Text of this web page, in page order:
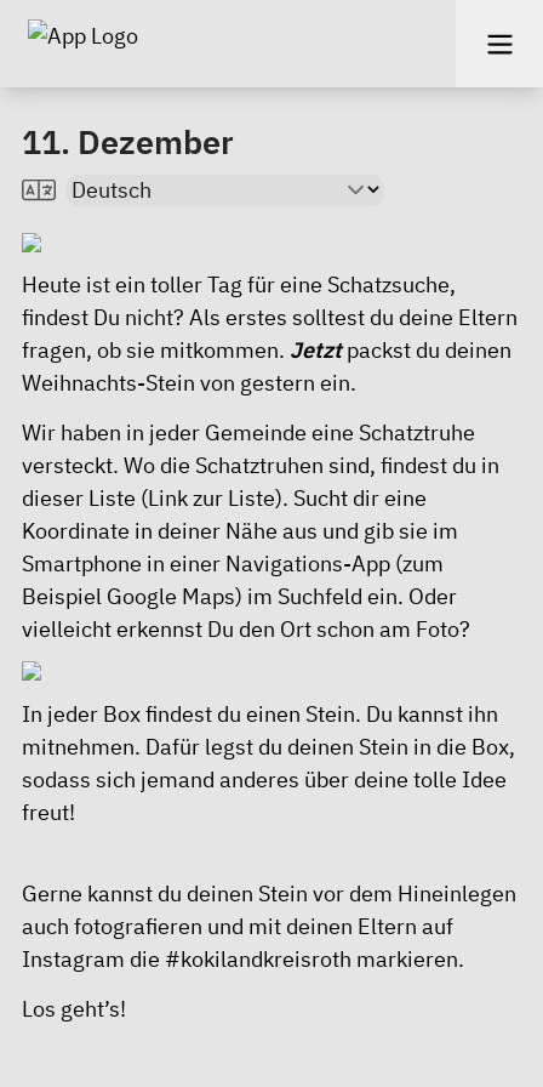
11. Dezember
Heute ist ein toller Tag für eine Schatzsuche,
findest Du nicht? Als erstes solltest du deine Eltern
fragen, ob sie mitkommen. Jetztpackst du deinen
Weihnachts-Stein von gestern ein.
Wir haben in jeder Gemeinde eine Schatztruhe
versteckt. Wo die Schatztruhen sind, findest du in
dieser Liste (Link zur Liste). Sucht dir eine
Koordinate in deiner Nähe aus und gib sie im
Smartphone in einer Navigations-App (zum
Beispiel Google Maps) im Suchfeld ein. Oder
vielleicht erkennst Du den Ort schon am Foto?
In jeder Box findest du einen Stein. Du kannst ihn
mitnehmen. Dafür legst du deinen Stein in die Box,
sodass sich jemand anderes über deine tolle Idee
freut!
Gerne kannst du deinen Stein vor dem Hineinlegen
auch fotografieren und mit deinen Eltern auf
Instagram die #kokilandkreisroth markieren.
Los geht’s!